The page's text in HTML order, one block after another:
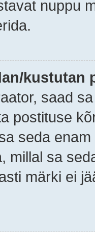
nuppu
kustutan
saad
postituse
seda
millal sa
märki ei